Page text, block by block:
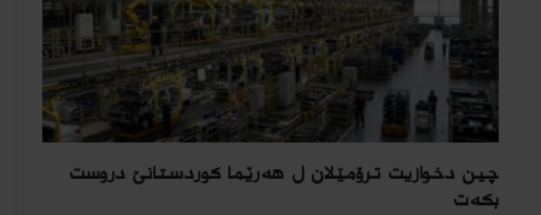
چین دخوازیت ترۆمێلان ل هەرێما كوردستانێ دروست
بكەت